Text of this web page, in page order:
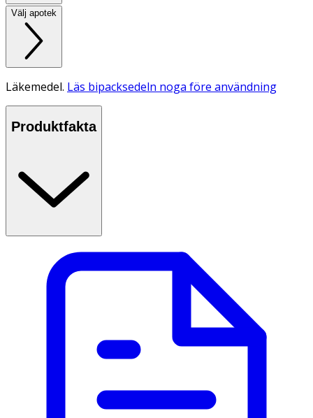
Välj apotek
Läkemedel. Läs bipacksedeln noga före användning
Produktfakta